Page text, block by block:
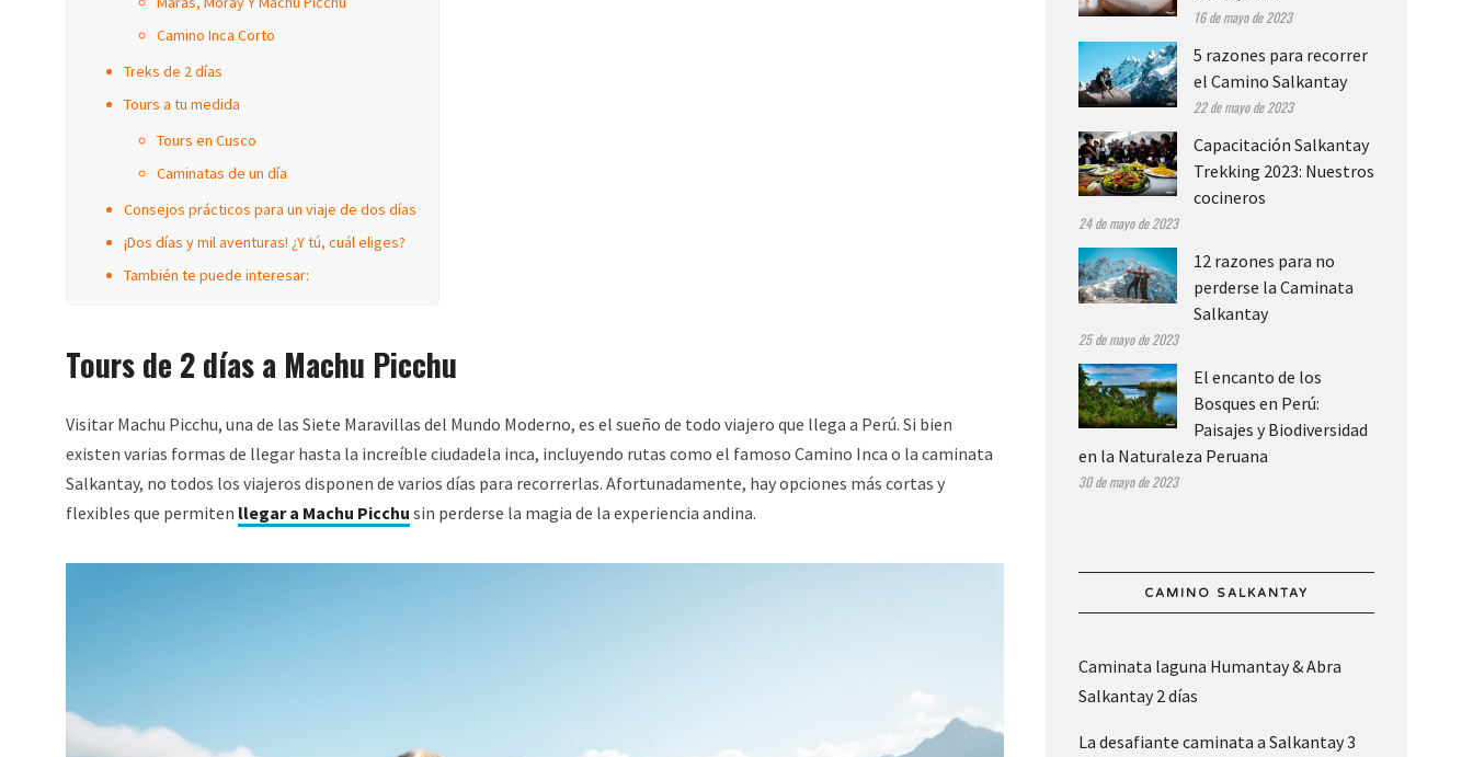
Camino Inca Corto
Treks de 2 días
Tours a tu medida
Tours en Cusco
Caminatas de un día
Consejos prácticos para un viaje de dos días
¡Dos días y mil aventuras! ¿Y tú, cuál eliges?
También te puede interesar:
Tours de 2 días a Machu Picchu
Visitar Machu Picchu, una de las Siete Maravillas del Mundo Moderno, es el sueño de todo viajero que llega a Perú. Si bien
existen varias formas de llegar hasta la increíble ciudadela inca, incluyendo rutas como el famoso Camino Inca o la caminata
Salkantay, no todos los viajeros disponen de varios días para recorrerlas. Afortunadamente, hay opciones más cortas y
flexibles que permiten llegar a Machu Picchu sin perderse la magia de la experiencia andina.
16 de mayo de 2023
5 razones para recorrer
el Camino Salkantay
22 de mayo de 2023
Capacitación Salkantay
Trekking 2023: Nuestros
cocineros
24 de mayo de 2023
12 razones para no
perderse la Caminata
Salkantay
25 de mayo de 2023
El encanto de los
Bosques en Perú:
Paisajes y Biodiversidad
en la Naturaleza Peruana
30 de mayo de 2023
CAMINO SALKANTAY
Caminata laguna Humantay & Abra
Salkantay 2 días
La desafiante caminata a Salkantay 3